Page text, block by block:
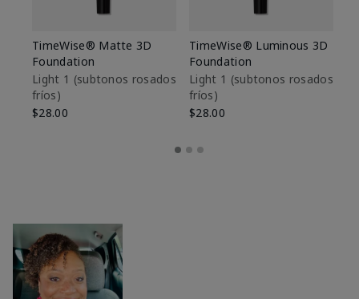
TimeWise® Matte 3D
Foundation
Light 1​ (subtonos rosados
fríos)
$28.00
TimeWise® Luminous 3D
Foundation
Light 1​ (subtonos rosados
fríos)
$28.00